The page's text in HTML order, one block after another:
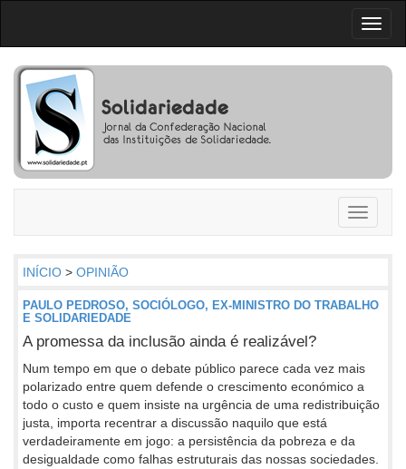
Toggle
INÍCIO > OPINIÃO
PAULO PEDROSO, SOCIÓLOGO, EX-MINISTRO DO TRABALHO
E SOLIDARIEDADE
A promessa da inclusão ainda é realizável?
Num tempo em que o debate público parece cada vez mais
polarizado entre quem defende o crescimento económico a
todo o custo e quem insiste na urgência de uma redistribuição
justa, importa recentrar a discussão naquilo que está
verdadeiramente em jogo: a persistência da pobreza e da
desigualdade como falhas estruturais das nossas sociedades.